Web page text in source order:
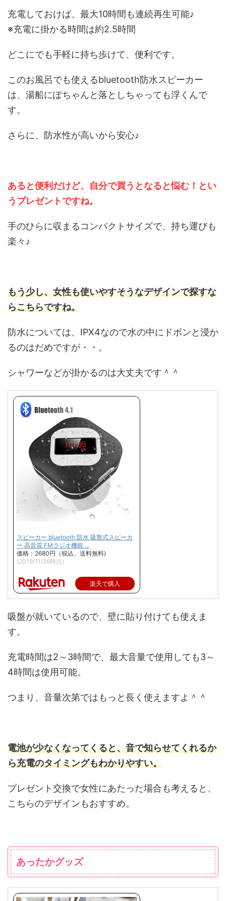
充電しておけば、最大10時間も連続再生可能♪
※充電に掛かる時間は約2.5時間
どこにでも手軽に持ち歩けて、便利です。
このお風呂でも使えるbluetooth防水スピーカー
は、湯船にぽちゃんと落としちゃっても浮くんで
す。
さらに、防水性が高いから安心♪
あると便利だけど、自分で買うとなると悩む！とい
うプレゼントですね。
手のひらに収まるコンパクトサイズで、持ち運びも
楽々♪
もう少し、女性も使いやすそうなデザインで探すな
らこちらですね。
防水については、IPX4なので水の中にドボンと浸か
るのはだめですが・・。
シャワーなどが掛かるのは大丈夫です＾＾
スピーカー bluetooth 防水 吸盤式スピーカ
ー 高音質 FMラジオ機能 ...
価格：2680円（税込、送料無料)
(2019/11/26時点)
楽天で購入
吸盤が就いているので、壁に貼り付けても使えま
す。
充電時間は2～3時間で、最大音量で使用しても3～
4時間は使用可能。
つまり、音量次第ではもっと長く使えますよ＾＾
電池が少なくなってくると、音で知らせてくれるか
ら充電のタイミングもわかりやすい。
プレゼント交換で女性にあたった場合も考えると、
こちらのデザインもおすすめ。
あったかグッズ